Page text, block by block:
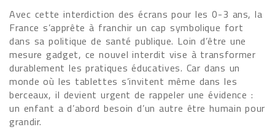
Avec cette interdiction des écrans pour les 0-3 ans, la
France s’apprête à franchir un cap symbolique fort
dans sa politique de santé publique. Loin d’être une
mesure gadget, ce nouvel interdit vise à transformer
durablement les pratiques éducatives. Car dans un
monde où les tablettes s’invitent même dans les
berceaux, il devient urgent de rappeler une évidence :
un enfant a d’abord besoin d’un autre être humain pour
grandir.